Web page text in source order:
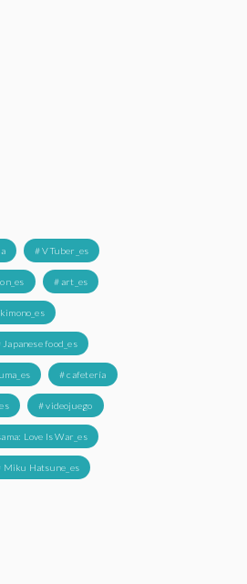
# VTuber_es
# art_es
Japanese food_es
# cafetería
# videojuego
Love Is War_es
Miku Hatsune_es